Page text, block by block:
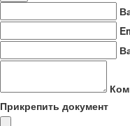
Прикрепить документ